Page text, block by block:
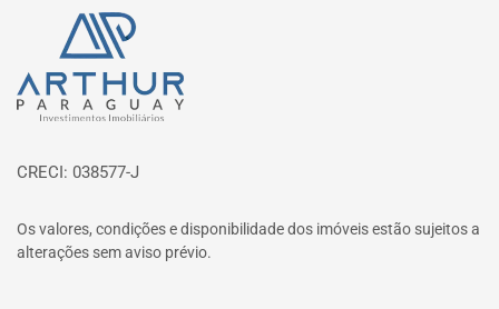
Página inicial
CRECI: 038577-J
Os valores, condições e disponibilidade dos imóveis estão sujeitos a
alterações sem aviso prévio.